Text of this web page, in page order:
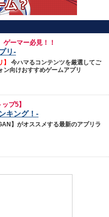
ゲーマー必見！！
リ-
今ハマるコンテンツを厳選してご
ン向けおすすめゲームアプリ
プ5】
キング！-
】がオススメする最新のアプリラ